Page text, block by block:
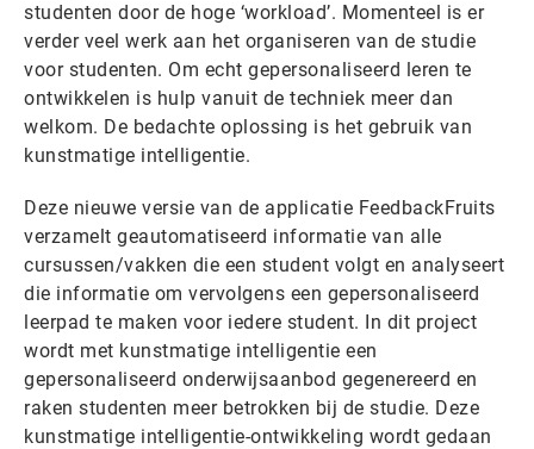
studenten door de hoge ‘workload’. Momenteel is er
verder veel werk aan het organiseren van de studie
voor studenten. Om echt gepersonaliseerd leren te
ontwikkelen is hulp vanuit de techniek meer dan
welkom. De bedachte oplossing is het gebruik van
kunstmatige intelligentie.
Deze nieuwe versie van de applicatie FeedbackFruits
verzamelt geautomatiseerd informatie van alle
cursussen/vakken die een student volgt en analyseert
die informatie om vervolgens een gepersonaliseerd
leerpad te maken voor iedere student. In dit project
wordt met kunstmatige intelligentie een
gepersonaliseerd onderwijsaanbod gegenereerd en
raken studenten meer betrokken bij de studie. Deze
kunstmatige intelligentie-ontwikkeling wordt gedaan